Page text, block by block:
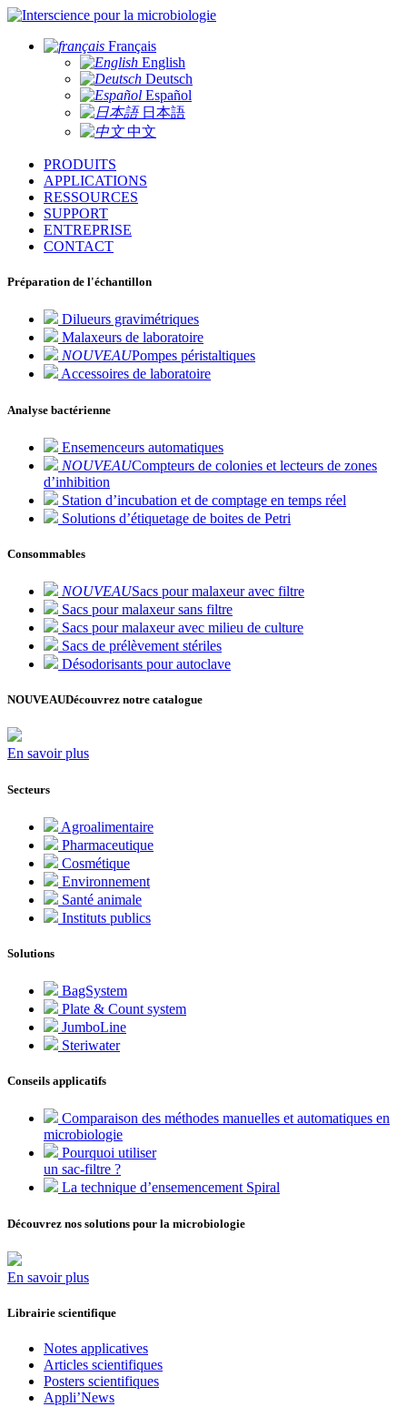
pour la microbiologie
Français
English
Deutsch
Español
日本語
中文
PRODUITS
APPLICATIONS
RESSOURCES
SUPPORT
ENTREPRISE
CONTACT
Préparation de l'échantillon
Dilueurs gravimétriques
Malaxeurs de laboratoire
NOUVEAUPompes péristaltiques
Accessoires de laboratoire
Analyse bactérienne
Ensemenceurs automatiques
NOUVEAUCompteurs de colonies et lecteurs de zones
d’inhibition
Station d’incubation et de comptage en temps réel
Solutions d’étiquetage de boites de Petri
Consommables
NOUVEAUSacs pour malaxeur avec filtre
Sacs pour malaxeur sans filtre
Sacs pour malaxeur avec milieu de culture
Sacs de prélèvement stériles
Désodorisants pour autoclave
NOUVEAUDécouvrez notre catalogue
En savoir plus
Secteurs
Agroalimentaire
Pharmaceutique
Cosmétique
Environnement
Santé animale
Instituts publics
Solutions
BagSystem
Plate & Count system
JumboLine
Steriwater
Conseils applicatifs
Comparaison des méthodes manuelles et automatiques en
microbiologie
Pourquoi utiliser
un sac-filtre ?
La technique d’ensemencement Spiral
Découvrez nos solutions pour la microbiologie
En savoir plus
Librairie scientifique
Notes applicatives
Articles scientifiques
Posters scientifiques
Appli’News